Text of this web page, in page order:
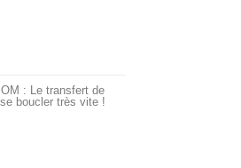
: Le transfert de
boucler très vite !